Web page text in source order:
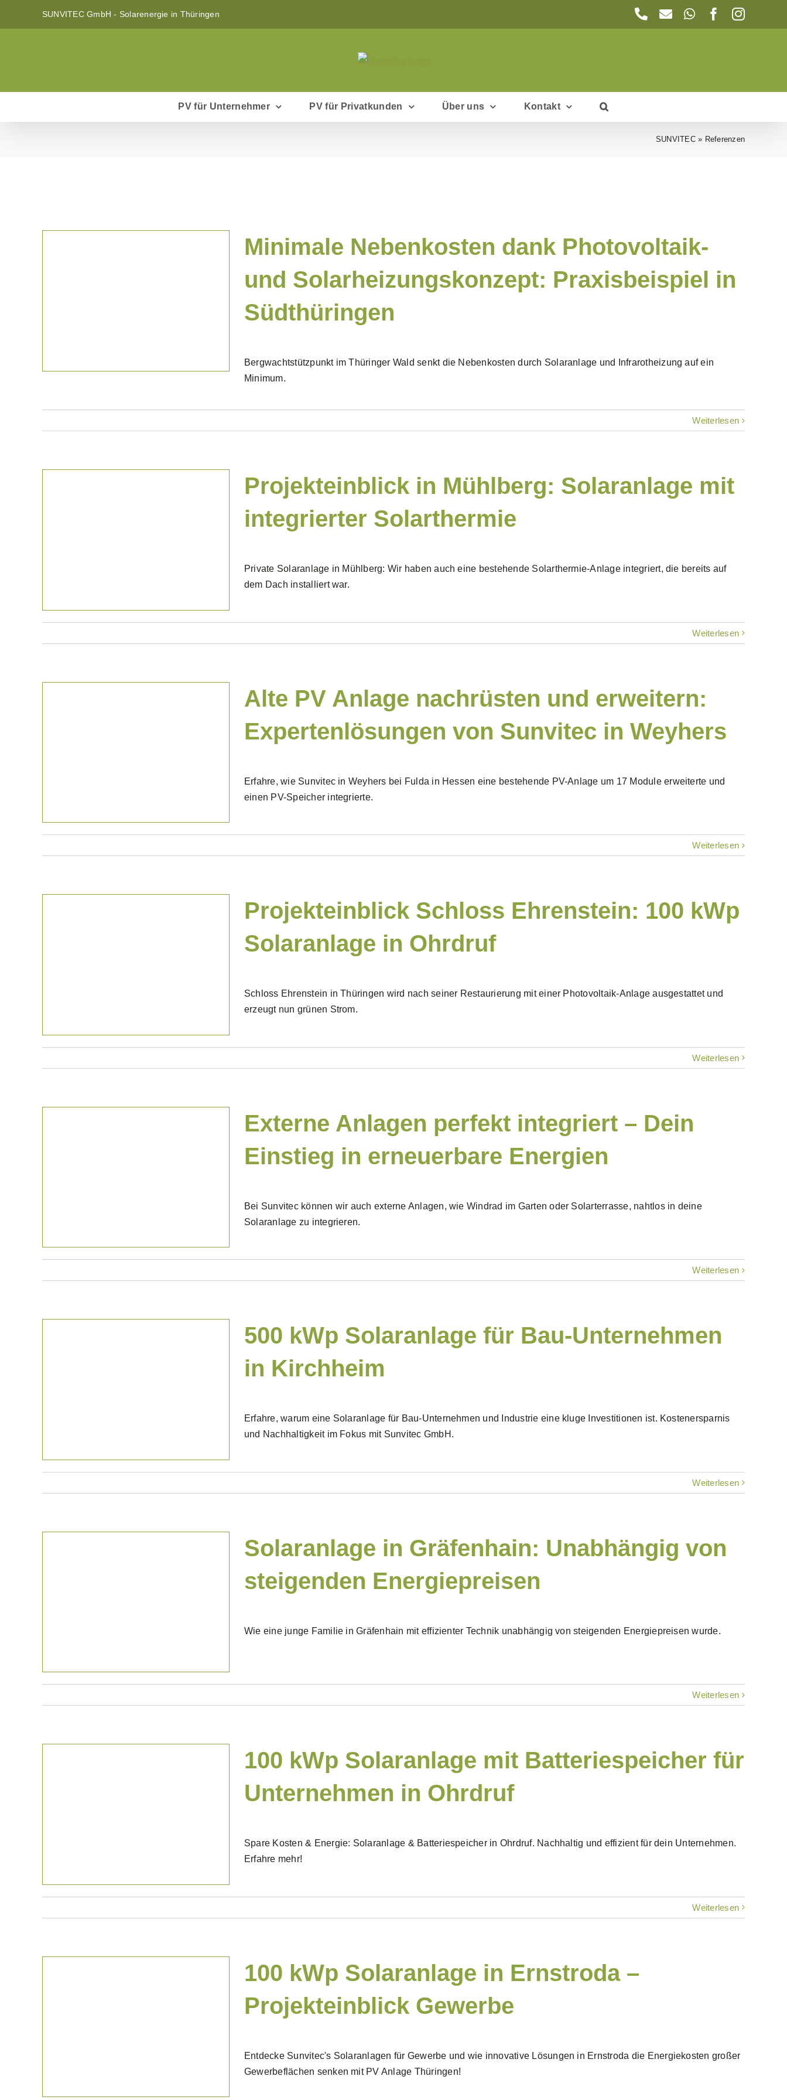
SUNVITEC GmbH - Solarenergie in Thüringen Telefon
E-
Mail
WhatsAppFacebook
PV für Unternehmer PV für Privatkunden Über uns Kontakt
SUNVITEC» Referenzen
Minimale Nebenkosten dank Photovoltaik-
und Solarheizungskonzept: Praxisbeispiel in
Südthüringen
Bergwachtstützpunkt im Thüringer Wald senkt die Nebenkosten durch Solaranlage und Infrarotheizung auf ein
Minimum.
Weiterlesen
Projekteinblick in Mühlberg: Solaranlage mit
integrierter Solarthermie
Private Solaranlage in Mühlberg: Wir haben auch eine bestehende Solarthermie-Anlage integriert, die bereits auf
dem Dach installiert war.
Weiterlesen
Alte PV Anlage nachrüsten und erweitern:
Expertenlösungen von Sunvitec in Weyhers
Erfahre, wie Sunvitec in Weyhers bei Fulda in Hessen eine bestehende PV-Anlage um 17 Module erweiterte und
einen PV-Speicher integrierte.
Weiterlesen
Projekteinblick Schloss Ehrenstein: 100 kWp
Solaranlage in Ohrdruf
Schloss Ehrenstein in Thüringen wird nach seiner Restaurierung mit einer Photovoltaik-Anlage ausgestattet und
erzeugt nun grünen Strom.
Weiterlesen
Externe Anlagen perfekt integriert – Dein
Einstieg in erneuerbare Energien
Bei Sunvitec können wir auch externe Anlagen, wie Windrad im Garten oder Solarterrasse, nahtlos in deine
Solaranlage zu integrieren.
Weiterlesen
500 kWp Solaranlage für Bau-Unternehmen
in Kirchheim
Erfahre, warum eine Solaranlage für Bau-Unternehmen und Industrie eine kluge Investitionen ist. Kostenersparnis
und Nachhaltigkeit im Fokus mit Sunvitec GmbH.
Weiterlesen
Solaranlage in Gräfenhain: Unabhängig von
steigenden Energiepreisen
Wie eine junge Familie in Gräfenhain mit effizienter Technik unabhängig von steigenden Energiepreisen wurde.
Weiterlesen
100 kWp Solaranlage mit Batteriespeicher für
Unternehmen in Ohrdruf
Spare Kosten & Energie: Solaranlage & Batteriespeicher in Ohrdruf. Nachhaltig und effizient für dein Unternehmen.
Erfahre mehr!
Weiterlesen
100 kWp Solaranlage in Ernstroda –
Projekteinblick Gewerbe
Entdecke Sunvitec's Solaranlagen für Gewerbe und wie innovative Lösungen in Ernstroda die Energiekosten großer
Gewerbeflächen senken mit PV Anlage Thüringen!